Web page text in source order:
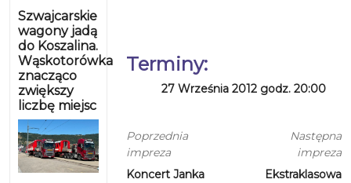
Szwajcarskie
wagony jadą
do Koszalina.
Wąskotorówka
znacząco
zwiększy
liczbę miejsc
Terminy:
27 Września 2012 godz. 20:00
Poprzednia
impreza
Koncert Janka
Następna
impreza
Ekstraklasowa